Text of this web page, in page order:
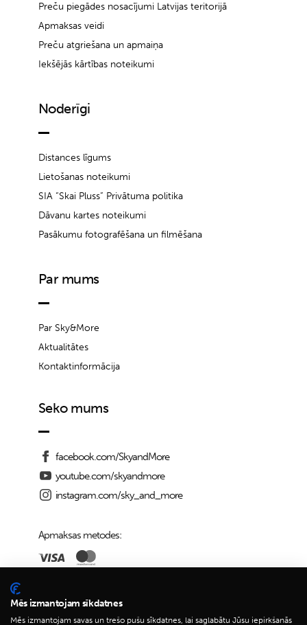
Preču piegādes nosacījumi Latvijas teritorijā
Apmaksas veidi
Preču atgriešana un apmaiņa
Iekšējās kārtības noteikumi
Noderīgi
Distances līgums
Lietošanas noteikumi
SIA “Skai Pluss” Privātuma politika
Dāvanu kartes noteikumi
Pasākumu fotografēšana un filmēšana
Par mums
Par Sky&More
Aktualitātes
Kontaktinformācija
Seko mums
facebook.com/SkyandMore
youtube.com/skyandmore
instagram.com/sky_and_more
Apmaksas metodes:
Piegādes iespējas:
Mēs izmantojam sīkdatnes
Mēs izmantojam savas un trešo pušu sīkdatnes, lai saglabātu Jūsu iepirkšanās